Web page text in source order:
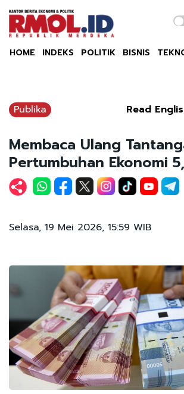
HOME INDEKS POLITIK BISNIS
Publika Read
Membaca Ulang
Pertumbuhan Ekonomi
Selasa, 19 Mei 2026, 15:59 WIB